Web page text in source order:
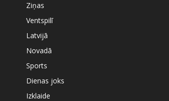
Ziņas
Ventspilī
Latvijā
Novadā
Sports
Dienas joks
Izklaide